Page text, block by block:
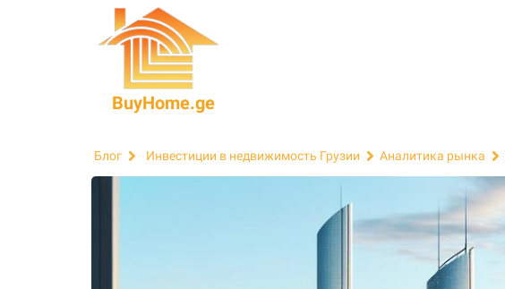
BuyHome.ge
Блог Инвестиции в недвижимость Грузии Аналитика рынка